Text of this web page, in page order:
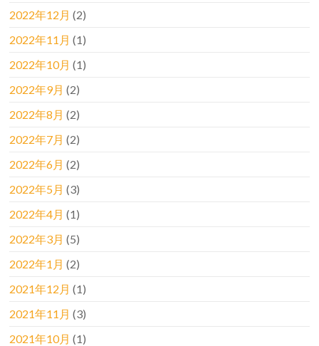
2022年12月 (2)
2022年11月 (1)
2022年10月 (1)
2022年9月 (2)
2022年8月 (2)
2022年7月 (2)
2022年6月 (2)
2022年5月 (3)
2022年4月 (1)
2022年3月 (5)
2022年1月 (2)
2021年12月 (1)
2021年11月 (3)
2021年10月 (1)